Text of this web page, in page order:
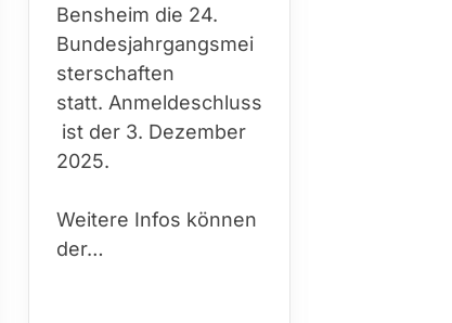
Bensheim die 24.
Bundesjahrgangsmei
sterschaften
statt. Anmeldeschluss
ist der 3. Dezember
2025.
Weitere Infos können
der…